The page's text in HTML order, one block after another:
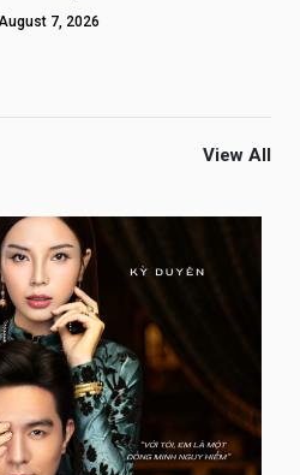
7, 2026
View All